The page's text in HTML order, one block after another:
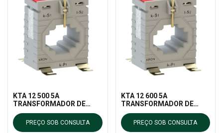
KTA 12 500 5A
TRANSFORMADOR DE
CORRENTE KRON
MEDIDORES
PREÇO SOB CONSULTA
KTA 12 600 5A
TRANSFORMADOR DE
CORRENTE KRON
MEDIDORES
PREÇO SOB CONSULTA